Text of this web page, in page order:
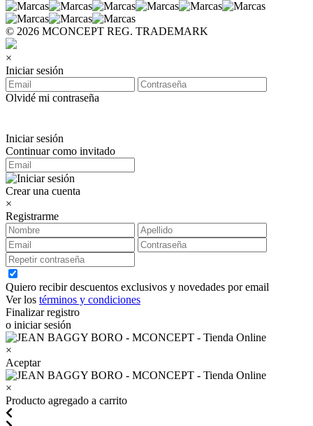
© 2026 MCONCEPT REG. TRADEMARK
×
Iniciar sesión
Olvidé mi contraseña
Iniciar sesión
Continuar como invitado
Crear una cuenta
×
Registrarme
Quiero recibir descuentos exclusivos y novedades por email
Ver los términos y condiciones
Finalizar registro
o iniciar sesión
×
Aceptar
×
Producto agregado a carrito